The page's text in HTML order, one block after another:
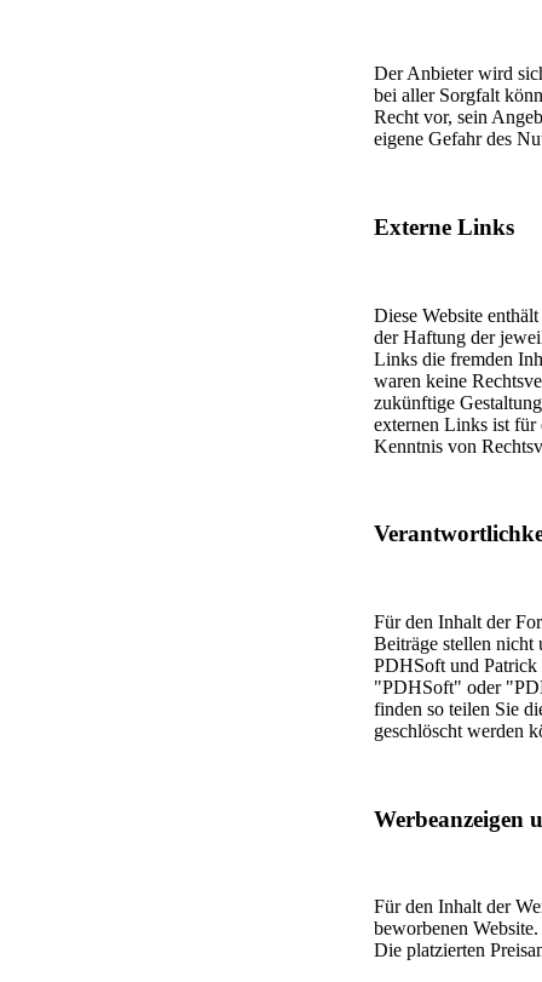
Der Anbieter wird
bei aller Sorgfalt
Recht vor, sein
eigene Gefahr des
Externe Links
Diese Website
der Haftung der
Links die fremden
waren keine
zukünftige
externen Links ist für
Kenntnis von
Für den Inhalt der
Beiträge stellen
PDHSoft und Patrick
"PDHSoft" oder
finden so teilen Sie
geschlöscht werden
Werbeanzeigen
Für den Inhalt der
beworbenen
Die platzierten